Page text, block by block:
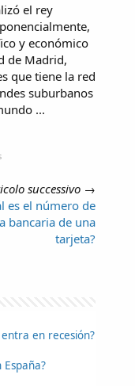
el rey
y económico
de Madrid,
que tiene la red
suburbanos
...
successivo →
es el número de
bancaria de una
tarjeta?
en recesión?
España?